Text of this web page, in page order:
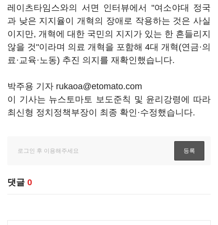
레이츠타임스와의 서면 인터뷰에서 "여소야대 정국
과 낮은 지지율이 개혁의 장애로 작용하는 것은 사실
이지만, 개혁에 대한 국민의 지지가 있는 한 흔들리지
않을 것"이라며 의료 개혁을 포함해 4대 개혁(연금·의
료·교육·노동) 추진 의지를 재확인했습니다.
박주용 기자 rukaoa@etomato.com
이 기사는 뉴스토마토 보도준칙 및 윤리강령에 따라
최신형 정치정책부장이 최종 확인·수정했습니다.
댓글 0